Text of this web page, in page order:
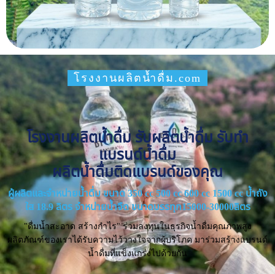
โรงงานผลิตน้ำดื่ม.com
โรงงานผลิตน้ำดื่ม รับผลิตน้ำดื่ม รับทำ
แบรนด์น้ำดื่ม
ผลิตน้ำดื่มติดแบรนด์ของคุณ
ผู้ผลิตและจำหน่ายน้ำดื่ม ขนาด 350 cc 500 cc 600 cc 1500 cc น้ำถัง
ใส 18.9 ลิตร จำหน่ายน้ำจืด ขนาดบรรทุก15000-30000ลิตร
"ดื่มน้ำสะอาด สร้างกำไร" ร่วมลงทุนในธุรกิจน้ำดื่มคุณภาพสูง
ผลิตภัณฑ์ของเราได้รับความไว้วางใจจากผู้บริโภค มาร่วมสร้างแบรนด์
น้ำดื่มที่แข็งแกร่งไปด้วยกัน